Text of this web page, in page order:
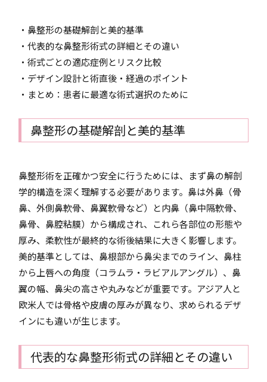
・鼻整形の基礎解剖と美的基準
・代表的な鼻整形術式の詳細とその違い
・術式ごとの適応症例とリスク比較
・デザイン設計と術直後・経過のポイント
・まとめ：患者に最適な術式選択のために
鼻整形の基礎解剖と美的基準
鼻整形術を正確かつ安全に行うためには、まず鼻の解剖
学的構造を深く理解する必要があります。鼻は外鼻（骨
鼻、外側鼻軟骨、鼻翼軟骨など）と内鼻（鼻中隔軟骨、
鼻骨、鼻腔粘膜）から構成され、これら各部位の形態や
厚み、柔軟性が最終的な術後結果に大きく影響します。
美的基準としては、鼻根部から鼻尖までのライン、鼻柱
から上唇への角度（コラムラ・ラビアルアングル）、鼻
翼の幅、鼻尖の高さや丸みなどが重要です。アジア人と
欧米人では骨格や皮膚の厚みが異なり、求められるデザ
インにも違いが生じます。
代表的な鼻整形術式の詳細とその違い